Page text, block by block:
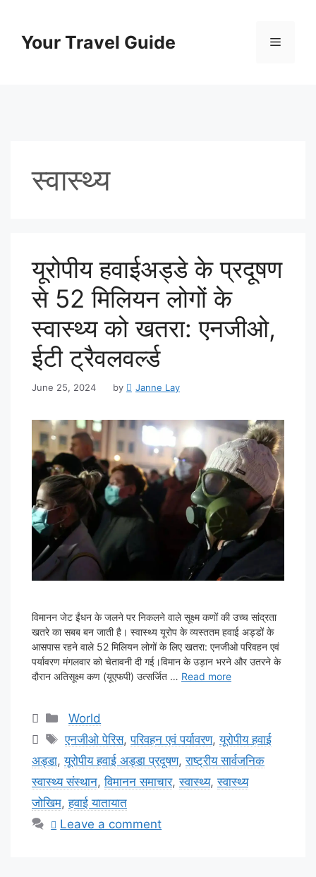
contentYour Travel Guide Menu
स्वास्थ्य
यूरोपीय हवाईअड्डे के प्रदूषण
से 52 मिलियन लोगों के
स्वास्थ्य को खतरा: एनजीओ,
ईटी ट्रैवलवर्ल्ड
June 25, 2024 by Janne Lay
विमानन जेट ईंधन के जलने पर निकलने वाले सूक्ष्म कणों की उच्च सांद्रता
खतरे का सबब बन जाती है। स्वास्थ्य यूरोप के व्यस्ततम हवाई अड्डों के
आसपास रहने वाले 52 मिलियन लोगों के लिए खतरा: एनजीओ परिवहन एवं
पर्यावरण मंगलवार को चेतावनी दी गई।विमान के उड़ान भरने और उतरने के
दौरान अतिसूक्ष्म कण (यूएफपी) उत्सर्जित … Read more
Categories
World
Tags
एनजीओ पेरिस,परिवहन एवं पर्यावरण,यूरोपीय हवाई
अड्डा,यूरोपीय हवाई अड्डा प्रदूषण,राष्ट्रीय सार्वजनिक
स्वास्थ्य संस्थान,विमानन समाचार,स्वास्थ्य,स्वास्थ्य
जोखिम,हवाई यातायात
Leave a comment